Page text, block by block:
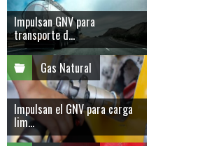
Impulsan GNV para
transporte d...
Gas Natural
Impulsan el GNV para carga
lim...